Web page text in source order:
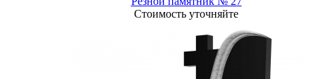
Стоимость уточняйте